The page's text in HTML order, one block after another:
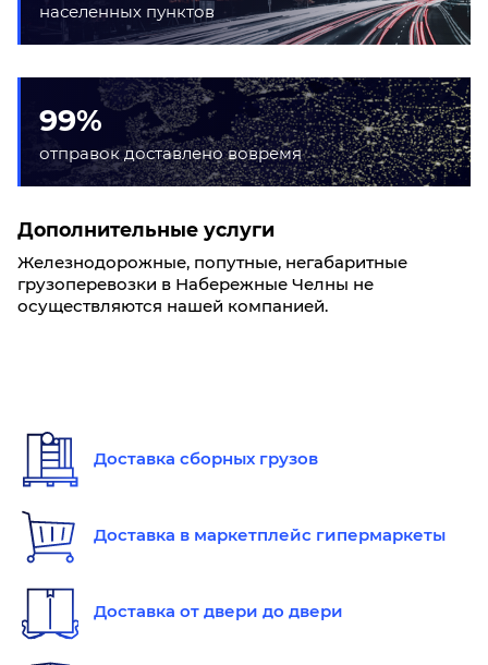
населенных пунктов
99%
отправок доставлено вовремя
Дополнительные услуги
Железнодорожные, попутные, негабаритные
грузоперевозки в Набережные Челны не
осуществляются нашей компанией.
Доставка сборных грузов
Доставка в маркетплейс гипермаркеты
Доставка от двери до двери